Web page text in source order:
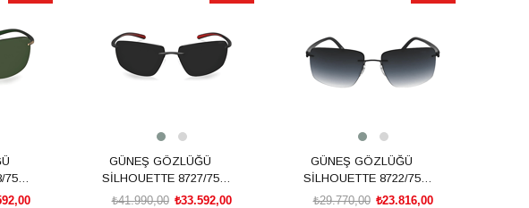
75
GÜNEŞ GÖZLÜĞÜ
SİLHOUETTE 8727/75
9040 00/00₺33.592,00
₺41.990,00
GÜNEŞ GÖZLÜĞÜ
SİLHOUETTE 8722/75
9140 00/00₺23.816,00
₺29.770,00